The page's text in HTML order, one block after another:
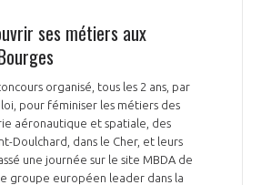
ses métiers aux
organisé, tous les 2 ans, par
pour féminiser les métiers des
aéronautique et spatiale, des
Doulchard, dans le Cher, et leurs
une journée sur le site MBDA de
groupe européen leader dans la